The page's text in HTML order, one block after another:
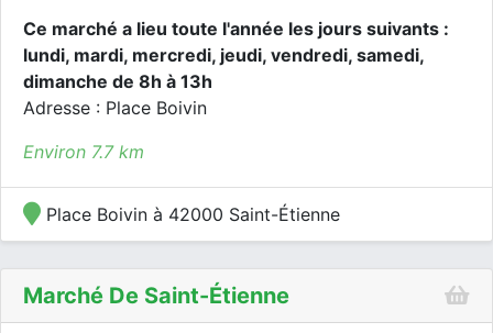
Ce marché a lieu toute l'année les jours suivants :
lundi, mardi, mercredi, jeudi, vendredi, samedi,
dimanche de 8h à 13h
Adresse : Place Boivin
Environ 7.7 km
Place Boivin à 42000 Saint-Étienne
Marché De Saint-Étienne